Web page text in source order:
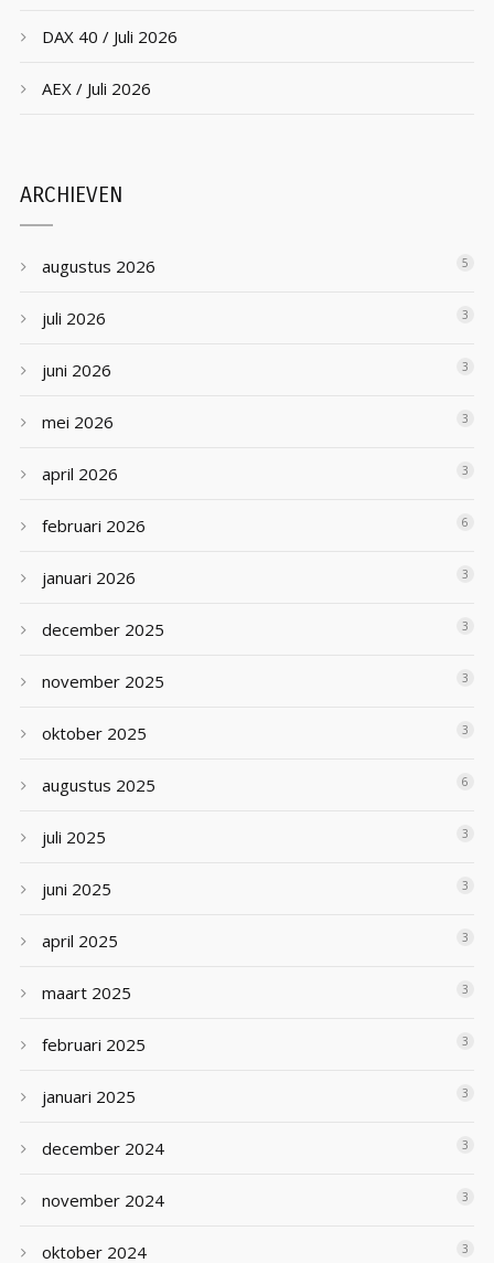
DAX 40 / Juli 2026
AEX / Juli 2026
ARCHIEVEN
augustus 2026 5
juli 2026 3
juni 2026 3
mei 2026 3
april 2026 3
februari 2026 6
januari 2026 3
december 2025 3
november 2025 3
oktober 2025 3
augustus 2025 6
juli 2025 3
juni 2025 3
april 2025 3
maart 2025 3
februari 2025 3
januari 2025 3
december 2024 3
november 2024 3
oktober 2024 3